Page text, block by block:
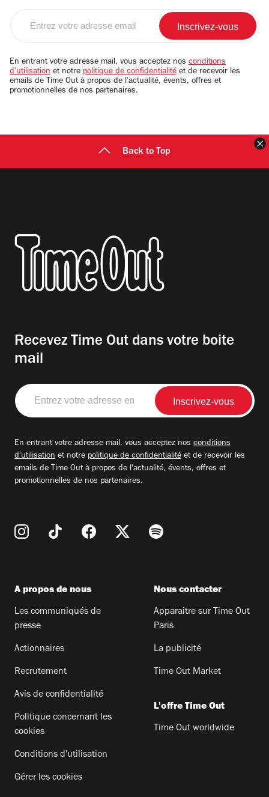
email
En entrant votre adresse mail, vous acceptez nos conditions
d'utilisation et notre politique de confidentialité et de recevoir les
emails de Time Out à propos de l'actualité, évents, offres et
promotionnelles de nos partenaires.
Back to Top
Recevez Time Out dans votre boite
mail
Entrez
votre
adresse
En entrant votre adresse mail, vous acceptez nos conditions
d'utilisation et notre politique de confidentialité et de recevoir les
emails de Time Out à propos de l'actualité, évents, offres et
promotionnelles de nos partenaires.
A propos de nous
Les communiqués de
presse
Actionnaires
Recrutement
Avis de confidentialité
Politique concernant les
cookies
Conditions d'utilisation
Gérer les cookies
Nous contacter
Apparaitre sur Time Out
Paris
La publicité
Time Out Market
L'offre Time Out
Time Out worldwide